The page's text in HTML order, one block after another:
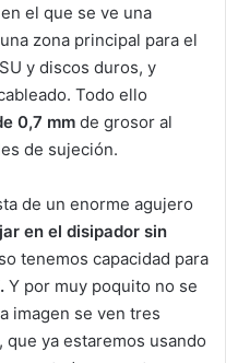
el que se ve una
zona principal para el
y discos duros, y
Todo ello
0,7 mm de grosor al
de sujeción.
de un enorme agujero
en el disipador sin
tenemos capacidad para
Y por muy poquito no se
imagen se ven tres
ya estaremos usando